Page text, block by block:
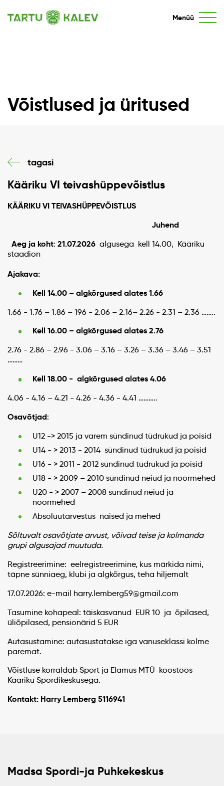
Menüü
Võistlused ja üritused
tagasi
Kääriku VI teivashüppevõistlus
KÄÄRIKU VI TEIVASHÜPPEVÕISTLUS
Juhend
Aeg ja koht: 21.07.2026 algusega kell 14.00, Kääriku
staadion
Ajakava:
Kell 14.00 – algkõrgused alates 1.66
1.66 - 1.76 – 1.86 – 196 - 2.06 – 2.16– 2.26 - 2.31 – 2.36 ……..
Kell 16.00 – algkõrgused alates 2.76
2.76 - 2.86 – 2.96 - 3.06 – 3.16 – 3.26 – 3.36 – 3.46 – 3.51
………
Kell 18.00 - algkõrgused alates 4.06
4.06 - 4.16 – 4.21 - 4.26 - 4.36 - 4.41 ………..
Osavõtjad:
U12 -> 2015 ja varem sündinud tüdrukud ja poisid
U14 - > 2013 - 2014 sündinud tüdrukud ja poisid
U16 - > 2011 - 2012 sündinud tüdrukud ja poisid
U18 - > 2009 – 2010 sündinud neiud ja noormehed
U20 - > 2007 – 2008 sündinud neiud ja
noormehed
Absoluutarvestus naised ja mehed
Sõltuvalt osavõtjate arvust, võivad teise ja kolmanda
grupi algusajad muutuda.
Registreerimine: eelregistreerimine, kus märkida nimi,
täpne sünniaeg, klubi ja algkõrgus, teha hiljemalt
17.07.2026: e-mail harry.lemberg59@gmail.com
Tasumine kohapeal: täiskasvanud EUR 10 ja õpilased,
üliõpilased, pensionärid 5 EUR
Autasustamine: autasustatakse iga vanuseklassi kolme
paremat.
Võistluse korraldab Sport ja Elamus MTÜ koostöös
Kääriku Spordikeskusega.
Kontakt: Harry Lemberg 5116941
Madsa Spordi-ja Puhkekeskus